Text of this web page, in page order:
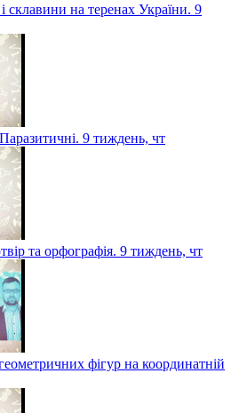
склавини на теренах України. 9
9 тиждень, чт
та орфографія. 9 тиждень, чт
фігур на координатній